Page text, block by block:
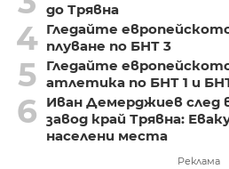
до Трявна
4 Гледайте
плуване по БНТ 3
5
Гледайте
атлетика по БНТ 1 и
6
Иван Демерджиев след
завод край Трявна:
населени места
Реклама